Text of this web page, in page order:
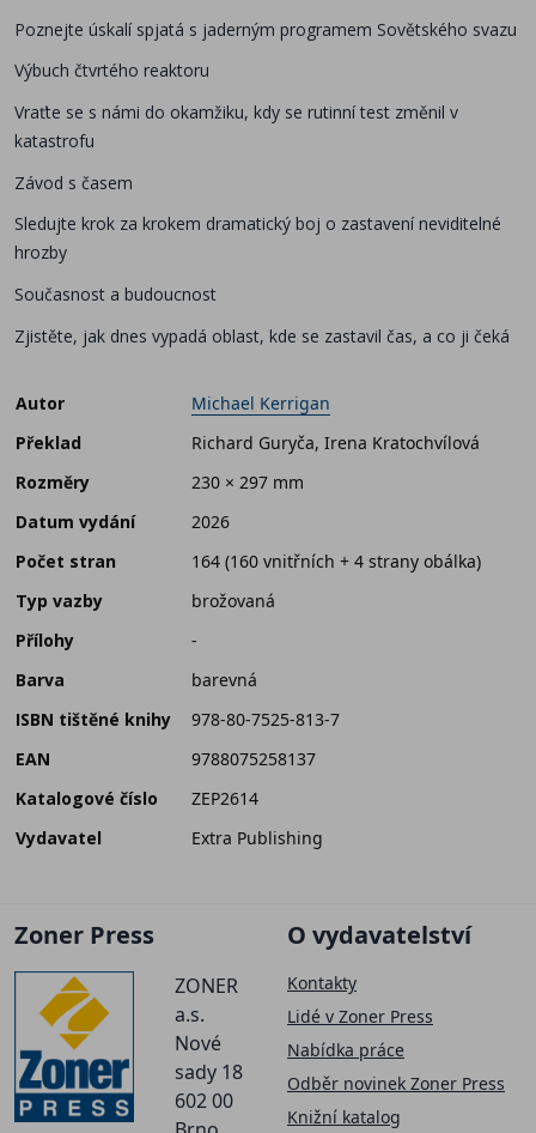
Poznejte úskalí spjatá s jaderným programem Sovětského svazu
Výbuch čtvrtého reaktoru
Vraťte se s námi do okamžiku, kdy se rutinní test změnil v
katastrofu
Závod s časem
Sledujte krok za krokem dramatický boj o zastavení neviditelné
hrozby
Současnost a budoucnost
Zjistěte, jak dnes vypadá oblast, kde se zastavil čas, a co ji čeká
Autor
Michael Kerrigan
Překlad
Richard Guryča, Irena Kratochvílová
Rozměry
230 × 297 mm
Datum vydání
2026
Počet stran
164 (160 vnitřních + 4 strany obálka)
Typ vazby
brožovaná
Přílohy
-
Barva
barevná
ISBN tištěné knihy
978-80-7525-813-7
EAN
9788075258137
Katalogové číslo
ZEP2614
Vydavatel
Extra Publishing
Zoner Press
ZONER
a.s.
Nové
sady 18
602 00
O vydavatelství
Kontakty
Lidé v Zoner Press
Nabídka práce
Odběr novinek Zoner Press
Knižní katalog